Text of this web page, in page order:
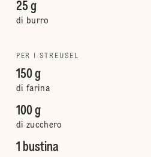
25 g
di burro
PER I STREUSEL
150 g
di farina
100 g
di zucchero
1 bustina